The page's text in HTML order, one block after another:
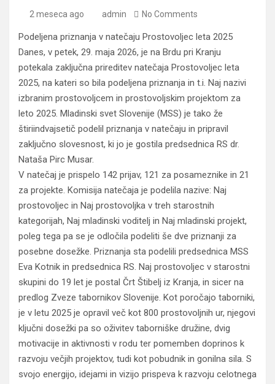
2 meseca ago admin No Comments
Podeljena priznanja v natečaju Prostovoljec leta 2025
Danes, v petek, 29. maja 2026, je na Brdu pri Kranju
potekala zaključna prireditev natečaja Prostovoljec leta
2025, na kateri so bila podeljena priznanja in t.i. Naj nazivi
izbranim prostovoljcem in prostovoljskim projektom za
leto 2025. Mladinski svet Slovenije (MSS) je tako že
štiriindvajsetič podelil priznanja v natečaju in pripravil
zaključno slovesnost, ki jo je gostila predsednica RS dr.
Nataša Pirc Musar.
V natečaj je prispelo 142 prijav, 121 za posameznike in 21
za projekte. Komisija natečaja je podelila nazive: Naj
prostovoljec in Naj prostovoljka v treh starostnih
kategorijah, Naj mladinski voditelj in Naj mladinski projekt,
poleg tega pa se je odločila podeliti še dve priznanji za
posebne dosežke. Priznanja sta podelili predsednica MSS
Eva Kotnik in predsednica RS. Naj prostovoljec v starostni
skupini do 19 let je postal Črt Štibelj iz Kranja, in sicer na
predlog Zveze tabornikov Slovenije. Kot poročajo taborniki,
je v letu 2025 je opravil več kot 800 prostovoljnih ur, njegovi
ključni dosežki pa so oživitev taborniške družine, dvig
motivacije in aktivnosti v rodu ter pomemben doprinos k
razvoju večjih projektov, tudi kot pobudnik in gonilna sila. S
svojo energijo, idejami in vizijo prispeva k razvoju celotnega